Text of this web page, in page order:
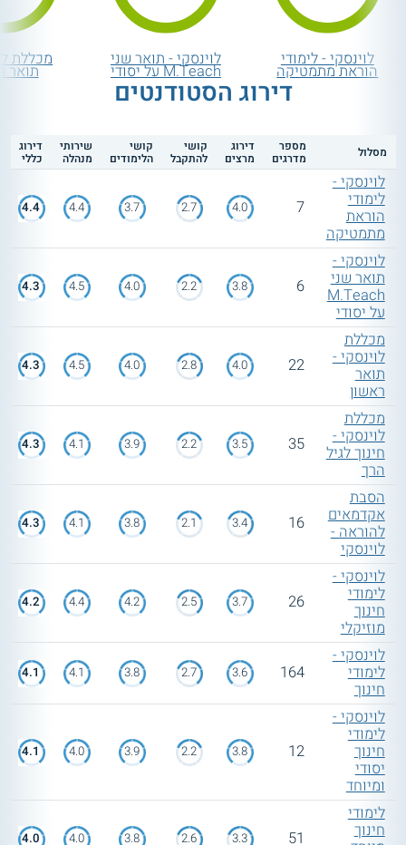
לוינסקי - לימודי
הוראת מתמטיקה
לוינסקי - תואר שני
M.Teach על יסודי
מכללת
תואר
דירוג הסטודנטים
מסלול מספר
מדרגים
דירוג
מרצים
קושי
להתקבל
קושי
הלימודים
שירותי
מנהלה
דירוג
כללי
לוינסקי -
לימודי
הוראת
מתמטיקה
7
4.0
2.7
3.7
4.4
4.4
לוינסקי -
תואר שני
M.Teach
על יסודי
6
3.8
2.2
4.0
4.5
4.3
מכללת
לוינסקי -
תואר
ראשון
22
4.0
2.8
4.0
4.5
4.3
מכללת
לוינסקי -
חינוך לגיל
הרך
35
3.5
2.2
3.9
4.1
4.3
הסבת
אקדמאים
להוראה -
לוינסקי
16
3.4
2.1
3.8
4.1
4.3
לוינסקי -
לימודי
חינוך
מוזיקלי
26
3.7
2.5
4.2
4.4
4.2
לוינסקי -
לימודי
חינוך
164
3.6
2.7
3.8
4.1
4.1
לוינסקי -
לימודי
חינוך
יסודי
ומיוחד
12
3.8
2.2
3.9
4.0
4.1
לימודי
חינוך 51
3.3
2.6
3.8
4.0
4.0